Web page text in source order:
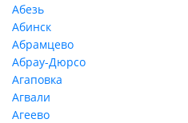
Абезь
Абинск
Абрамцево
Абрау-Дюрсо
Агаповка
Агвали
Агеево